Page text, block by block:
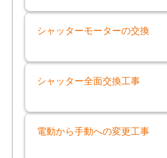
シャッターモーターの交換
シャッター全面交換工事
電動から手動への変更工事